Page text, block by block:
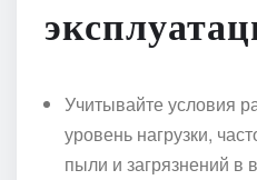
Учитывайте условия
уровень нагрузки,
пыли и загрязнений в